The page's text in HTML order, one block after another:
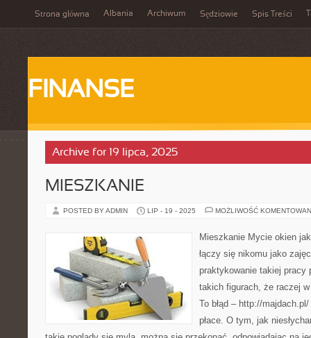
Strona główna Albania Archiwum Sędziowie Spis Treści
FINANSE
Archive for 19 lipca, 2025
MIESZKANIE
POSTED BY ADMIN LIP - 19 - 2025 MOŻLIWOŚĆ
Mieszkanie Mycie okien
łączy się nikomu jako
praktykowanie takiej pracy
takich figurach, że raczej
To błąd – http://
płace. O tym, jak